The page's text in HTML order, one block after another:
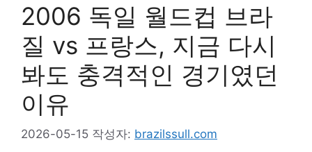
2006 독일 월드컵 브라
질 vs 프랑스, 지금 다시
봐도 충격적인 경기였던
이유
2026-05-15 작성자: brazilssull.com